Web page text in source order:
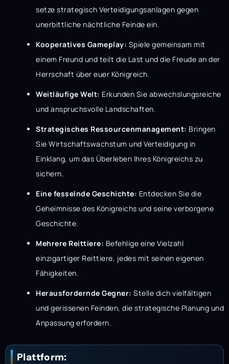
setze strategisch Verteidigungsanlagen gegen
unerbittliche nächtliche Feinde ein.
Kooperatives Gameplay: Spiele gemeinsam mit
einem Freund und teilt die Last und die Freude an der
Herrschaft über euer Königreich.
Weitläufige Welt: Erkunden Sie abwechslungsreiche
und anspruchsvolle Landschaften.
Strategisches Ressourcenmanagement: Bringen
Sie Wirtschaftswachstum und Verteidigung in
Einklang, um das Überleben Ihres Königreichs zu
sichern.
Eine fesselnde Geschichte: Entdecken Sie die
Geheimnisse des Königreichs und seine verborgene
Geschichte.
Mehrere Reittiere: Befehlige eine Vielzahl
einzigartiger Reittiere, jedes mit seinen eigenen
Fähigkeiten.
Herausfordernde Gegner: Stelle dich vielfältigen
und gerissenen Feinden, die strategische Planung und
Anpassung erfordern.
Plattform: